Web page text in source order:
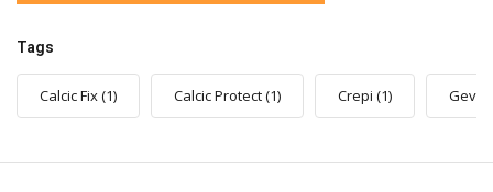
Tags
Calcic Fix(1) Calcic Protect(1) Crepi (1)